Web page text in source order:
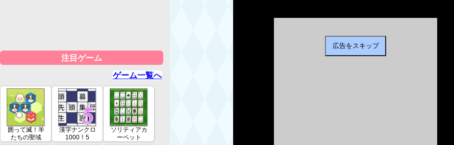
注目ゲーム
ゲーム一覧へ
囲って滅！羊
たちの聖域
漢字ナンクロ
1000！5
ソリティアカ
ーペット
広告をスキップ